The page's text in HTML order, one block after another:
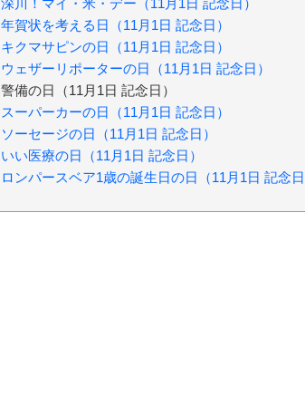
年賀状を考える日（11月1日 記念日）
キクマサピンの日（11月1日 記念日）
ウェザーリポーターの日（11月1日 記念日）
警備の日（11月1日 記念日）
スーパーカーの日（11月1日 記念日）
ソーセージの日（11月1日 記念日）
いい医療の日（11月1日 記念日）
ロンパースベア1歳の誕生日の日（11月1日 記念